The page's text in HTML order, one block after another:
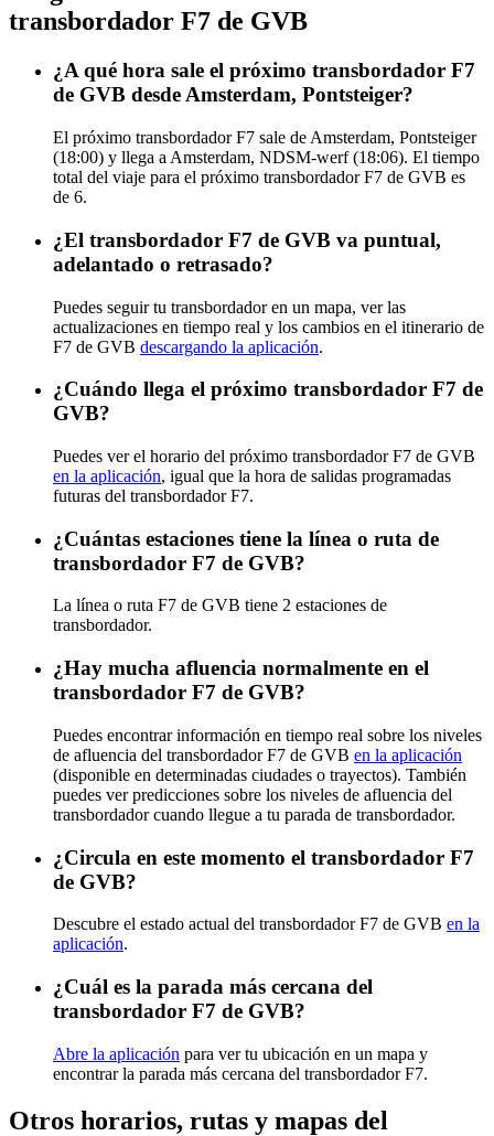
transbordador F7 de GVB
¿A qué hora sale el próximo transbordador F7
de GVB desde Amsterdam, Pontsteiger?
El próximo transbordador F7 sale de Amsterdam, Pontsteiger
(18:00) y llega a Amsterdam, NDSM-werf (18:06). El tiempo
total del viaje para el próximo transbordador F7 de GVB es
de 6.
¿El transbordador F7 de GVB va puntual,
adelantado o retrasado?
Puedes seguir tu transbordador en un mapa, ver las
actualizaciones en tiempo real y los cambios en el itinerario de
F7 de GVB descargando la aplicación.
¿Cuándo llega el próximo transbordador F7 de
GVB?
Puedes ver el horario del próximo transbordador F7 de GVB
en la aplicación, igual que la hora de salidas programadas
futuras del transbordador F7.
¿Cuántas estaciones tiene la línea o ruta de
transbordador F7 de GVB?
La línea o ruta F7 de GVB tiene 2 estaciones de
transbordador.
¿Hay mucha afluencia normalmente en el
transbordador F7 de GVB?
Puedes encontrar información en tiempo real sobre los niveles
de afluencia del transbordador F7 de GVB en la aplicación
(disponible en determinadas ciudades o trayectos). También
puedes ver predicciones sobre los niveles de afluencia del
transbordador cuando llegue a tu parada de transbordador.
¿Circula en este momento el transbordador F7
de GVB?
Descubre el estado actual del transbordador F7 de GVB en la
aplicación.
¿Cuál es la parada más cercana del
transbordador F7 de GVB?
Abre la aplicación para ver tu ubicación en un mapa y
encontrar la parada más cercana del transbordador F7.
Otros horarios, rutas y mapas del